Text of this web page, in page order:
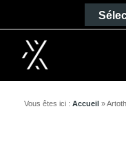
Vous êtes ici : Accueil »